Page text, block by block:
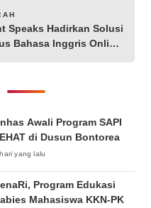
Speaks Hadirkan Solusi
Bahasa Inggris Online
Awali Program SAPI
di Dusun Bontorea
yang lalu
Program Edukasi
Mahasiswa KKN-PK